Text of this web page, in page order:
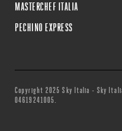
MASTERCHEF ITALIA
PECHINO EXPRESS
Copyright 2025 Sky Italia - Sky
04619241005.